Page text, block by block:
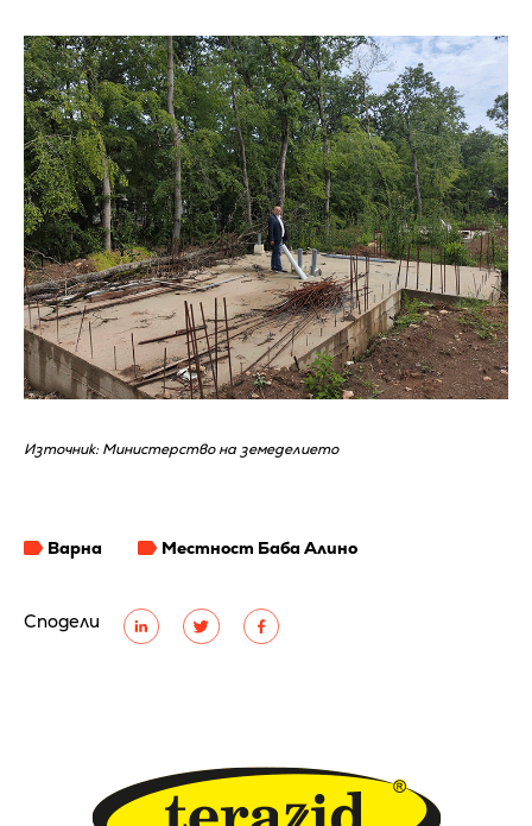
Сподели
Източник: Министерство на земеделието
Варна Местност Баба Алино